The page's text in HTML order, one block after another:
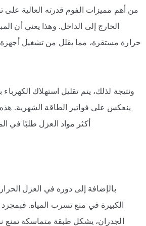
من أهم مميزات الفوم قدرته العالية على
الخارج إلى الداخل. وهذا يعني أن
حرارة مستقرة، مما يقلل من تشغيل أجهزة
ونتيجة لذلك، يتم تقليل استهلاك الكهرباء
ينعكس على فواتير الطاقة الشهرية.
أكثر مواد العزل طلبًا في
بالإضافة إلى دوره في العزل
الكبيرة في منع تسرب المياه.
الجدران، يشكل طبقة متماسكة تمنع